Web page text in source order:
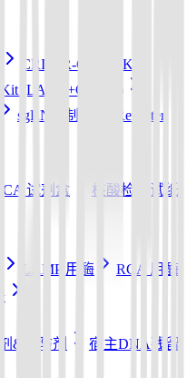
CRISPR-Cas13a Kit
Kit (LAMP+Cas12b)
sgRNA 制备
Reporter
试剂盒
核酸检测试纸
LAMP 用酶
RCA 用酶
&预防剂 宿主DNA残留